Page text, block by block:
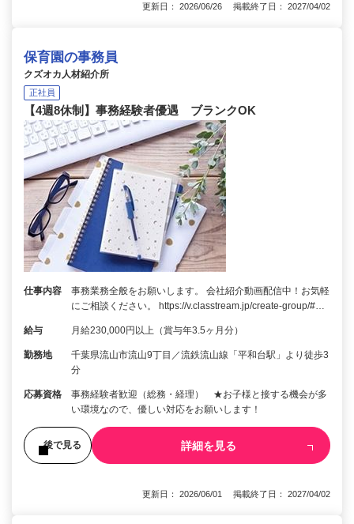
更新日： 2026/06/26 掲載終了日： 2027/04/02
保育園の事務員
クズオカ人材紹介所
正社員
【4週8休制】事務経験者優遇 ブランクOK
仕事内容
事務業務全般をお願いします。 会社紹介動画配信中！お気軽
にご相談ください。 https://v.classtream.jp/create-group/#…
給与 月給230,000円以上（賞与年3.5ヶ月分）
勤務地
千葉県流山市流山9丁目／流鉄流山線「平和台駅」より徒歩3
分
応募資格
事務経験者歓迎（総務・経理） ★お子様と接する機会が多
い環境なので、優しい対応をお願いします！
後で見る 詳細を見る
更新日： 2026/06/01 掲載終了日： 2027/04/02